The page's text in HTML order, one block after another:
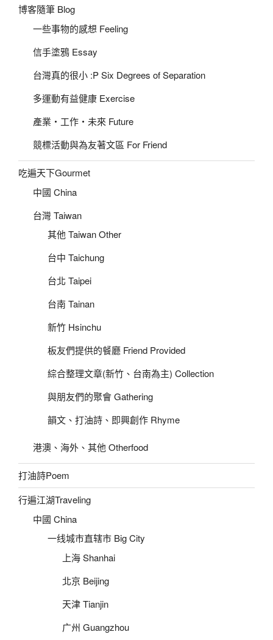
博客隨筆 Blog
一些事物的感想 Feeling
信手塗鴉 Essay
台灣真的很小 :P Six Degrees of Separation
多運動有益健康 Exercise
產業‧工作‧未來 Future
競標活動與為友著文區 For Friend
吃遍天下Gourmet
中國 China
台灣 Taiwan
其他 Taiwan Other
台中 Taichung
台北 Taipei
台南 Tainan
新竹 Hsinchu
板友們提供的餐廳 Friend Provided
綜合整理文章(新竹、台南為主) Collection
與朋友們的聚會 Gathering
韻文、打油詩、即興創作 Rhyme
港澳、海外、其他 Otherfood
打油詩Poem
行遍江湖Traveling
中國 China
一线城市直辖市 Big City
上海 Shanhai
北京 Beijing
天津 Tianjin
广州 Guangzhou